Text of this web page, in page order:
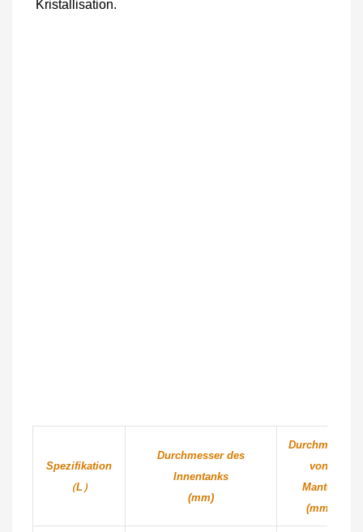
Kristallisation.
Spezifikation
（L）
Durchmesser des
Innentanks
(mm)
Durchmesser
von
Mantel
(mm)